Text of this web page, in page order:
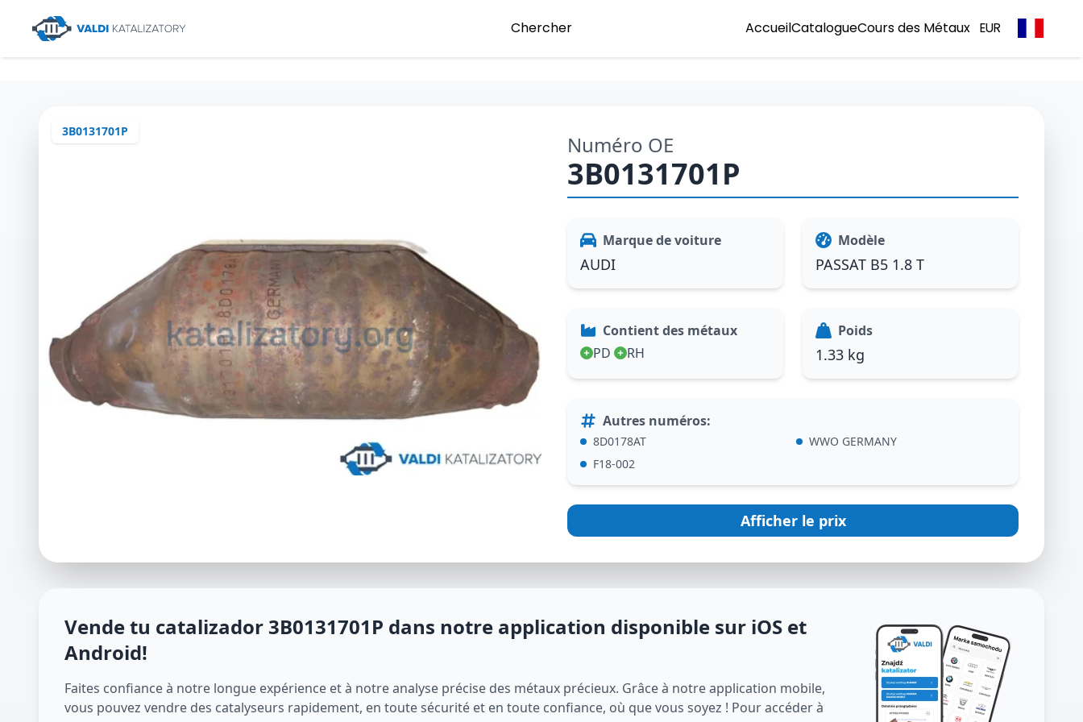
Chercher AccueilCatalogueCours des Métaux EUR
3B0131701P
Numéro OE
3B0131701P
Marque de voiture
AUDI
Modèle
PASSAT B5 1.8 T
Contient des métaux
PD
RH
Poids
1.33 kg
Autres numéros:
8D0178AT
WWO GERMANY
F18-002
Afficher le prix
Vende tu catalizador 3B0131701P dans notre application disponible sur iOS et
Android!
Faites confiance à notre longue expérience et à notre analyse précise des métaux précieux. Grâce à notre application mobile,
vous pouvez vendre des catalyseurs rapidement, en toute sécurité et en toute confiance, où que vous soyez ! Pour accéder à